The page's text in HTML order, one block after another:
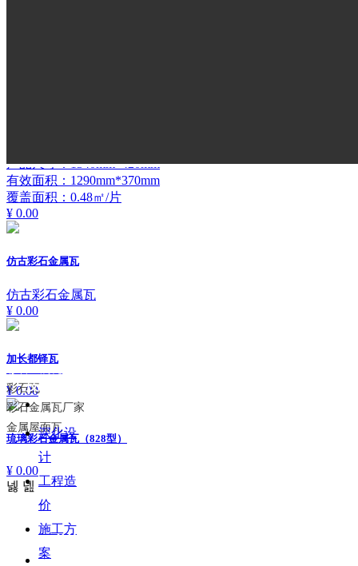
产品尺寸：1340mm*420mm
有效面积：1290mm*370mm
覆盖面积：0.48㎡/片
¥ 0.00
仿古彩石金属瓦
仿古彩石金属瓦
¥ 0.00
加长都铎瓦
¥ 0.00
琉璃彩石金属瓦（828型）
¥ 0.00
넳 넲
彩石瓦
彩石金属瓦厂家
金属屋面瓦
技术
深化设
计
工程造
价
施工方
案